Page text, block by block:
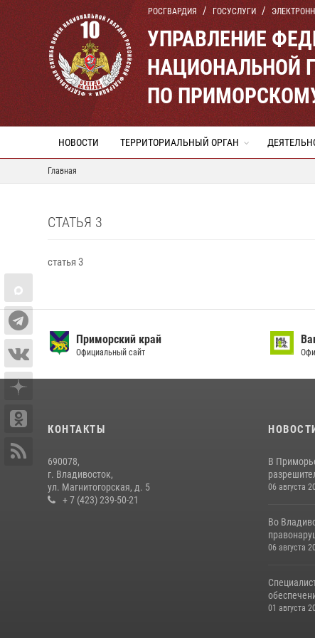
РОСГВАРДИЯ ГОСУСЛУГИ
УПРАВЛЕНИЕ
НАЦИОНАЛЬНОЙ
ПО
НОВОСТИ ТЕРРИТОРИАЛЬНЫЙ ОРГАН
Главная
СТАТЬЯ 3
статья 3
Приморский край
Официальный сайт
КОНТАКТЫ
690078,
г. Владивосток,
ул. Магнитогорская, д. 5
+ 7 (423) 239-50-21
В
06 августа
Во
06 августа
01 августа